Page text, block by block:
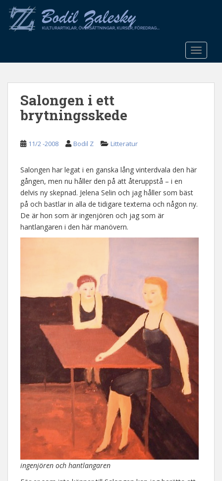
o
Salongen i ett
brytningsskede
11/2 -2008 Bodil Z Litteratur
Salongen har legat i en ganska lång vinterdvala den här
gången, men nu håller den på att återuppstå – i en
delvis ny skepnad. Jelena Selin och jag håller som bäst
på och bastlar in alla de tidigare texterna och någon ny.
De är hon som är ingenjören och jag som är
hantlangaren i den här manövern.
ingenjören och hantlangaren